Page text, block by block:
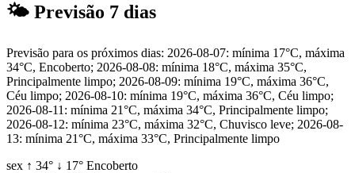
🌤 Previsão 7 dias
Previsão para os próximos dias: 2026-08-07: mínima 17°C, máxima
34°C, Encoberto; 2026-08-08: mínima 18°C, máxima 35°C,
Principalmente limpo; 2026-08-09: mínima 19°C, máxima 36°C,
Céu limpo; 2026-08-10: mínima 19°C, máxima 36°C, Céu limpo;
2026-08-11: mínima 21°C, máxima 34°C, Principalmente limpo;
2026-08-12: mínima 23°C, máxima 32°C, Chuvisco leve; 2026-08-
13: mínima 21°C, máxima 33°C, Principalmente limpo
sex ↑ 34° ↓ 17° Encoberto